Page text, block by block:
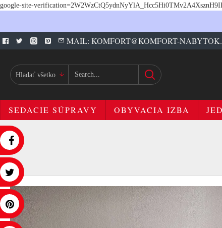
google-site-
MAIL: KOMFORT@KOMFORT-
Hladať všetko
SEDACIE SÚPRAVY OBYVACIA IZBA